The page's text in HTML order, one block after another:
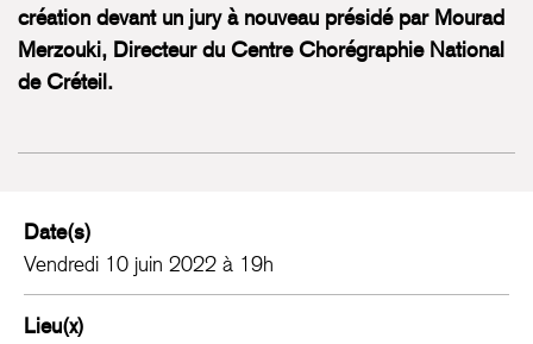
création devant un jury à nouveau présidé par Mourad
Merzouki, Directeur du Centre Chorégraphie National
de Créteil.
Date(s)
Vendredi 10 juin 2022 à 19h
Lieu(x)